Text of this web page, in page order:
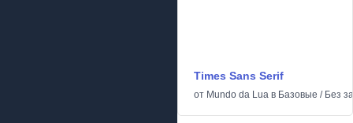
Times Sans Serif
от Mundo da Lua в Базовые / Без